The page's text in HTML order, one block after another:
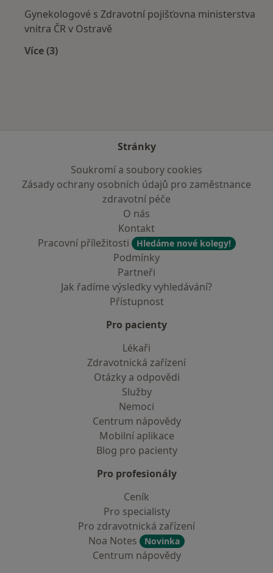
Gynekologové s Zdravotní pojišťovna ministerstva
vnitra ČR v Ostravě
Více (3)
Stránky
Soukromí a soubory cookies
Zásady ochrany osobních údajů pro zaměstnance
zdravotní péče
O nás
Kontakt
Pracovní příležitosti
Hledáme nové kolegy!
Podmínky
Partneři
Jak řadíme výsledky vyhledávání?
Přístupnost
Pro pacienty
Lékaři
Zdravotnická zařízení
Otázky a odpovědi
Služby
Nemoci
Centrum nápovědy
Mobilní aplikace
Blog pro pacienty
Pro profesionály
Ceník
Pro specialisty
Pro zdravotnická zařízení
Noa Notes
Novinka
Centrum nápovědy